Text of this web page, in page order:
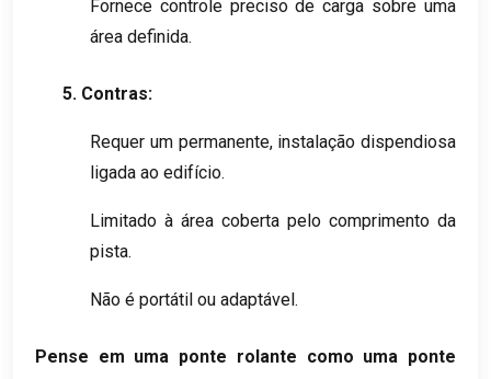
Fornece controle preciso de carga sobre uma
área definida.
5. Contras:
Requer um permanente, instalação dispendiosa
ligada ao edifício.
Limitado à área coberta pelo comprimento da
pista.
Não é portátil ou adaptável.
Pense em uma ponte rolante como uma ponte